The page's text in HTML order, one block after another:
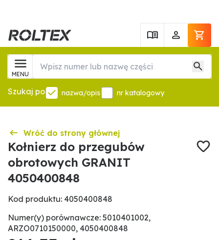
MENU
Szukaj po nazwa/opis nr katalogowy
Wróć do strony głównej
Kołnierz do przegubów
obrotowych GRANIT
4050400848
Kod produktu: 4050400848
Numer(y) porównawcze: 5010401002,
ARZO0710150000, 4050400848